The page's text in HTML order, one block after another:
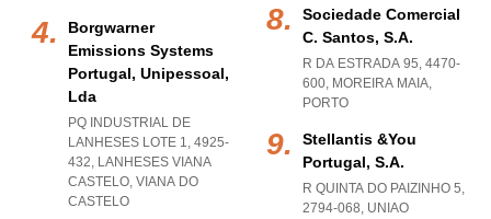
Borgwarner
Emissions Systems
Portugal, Unipessoal,
Lda
PQ INDUSTRIAL DE
LANHESES LOTE 1, 4925-
432, LANHESES VIANA
CASTELO, VIANA DO
CASTELO
Sociedade Comercial
C. Santos, S.a.
R DA ESTRADA 95, 4470-
600, MOREIRA MAIA,
PORTO
Stellantis &you
Portugal, S.a.
R QUINTA DO PAIZINHO 5,
2794-068, UNIAO